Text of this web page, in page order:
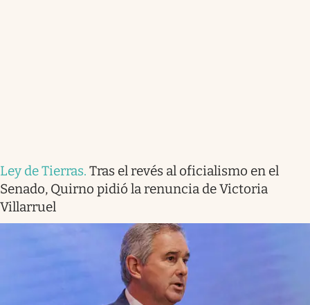
Ley de Tierras. Tras el revés al oficialismo en el
Senado, Quirno pidió la renuncia de Victoria
Villarruel